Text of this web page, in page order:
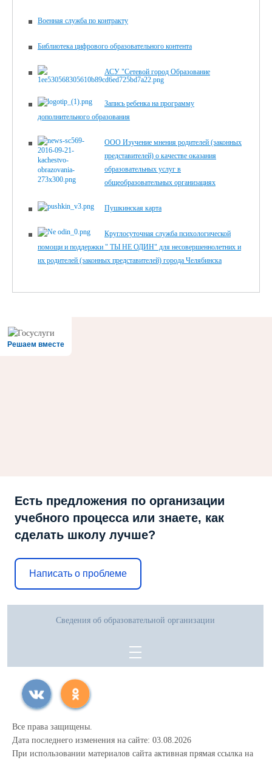
Военная служба по контракту
Библиотека цифрового образова­тельного контента
АСУ "Сетевой город Образование
Запись ребенка на программу
дополнительного образования
ООО Изучение мнения родителей (законных
представителей) о качестве оказания
образовательных услуг в
общеобразовательных организациях
Пушкинская карта
Круглосуточная служба психологической
помощи и поддержки " ТЫ НЕ ОДИН" для несовершеннолетних и
их родителей (законных представителей) города Челябинска
Решаем вместе
Есть предложения по организации
учебного процесса или знаете, как
сделать школу лучше?
Написать о проблеме
Сведения об образовательной организации
Все права защищены.
Дата последнего изменения на сайте: 03.08.2026
При использовании материалов сайта активная прямая ссылка на